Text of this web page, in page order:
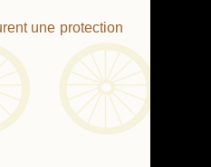
une protection